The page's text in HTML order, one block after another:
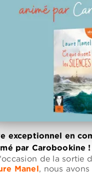
exceptionnel en
par Carobookine !
de la sortie
Manel, nous